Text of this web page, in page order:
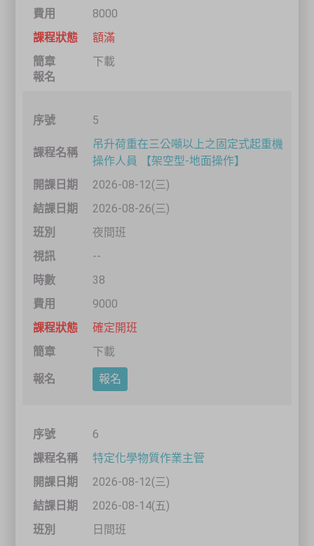
8000
額滿
下載
5
吊升荷重在三公噸以上之固定式起重機
操作人員 【架空型-地面操作】
2026-08-12(三)
2026-08-26(三)
夜間班
--
38
9000
確定開班
下載
報名
6
特定化學物質作業主管
2026-08-12(三)
2026-08-14(五)
日間班